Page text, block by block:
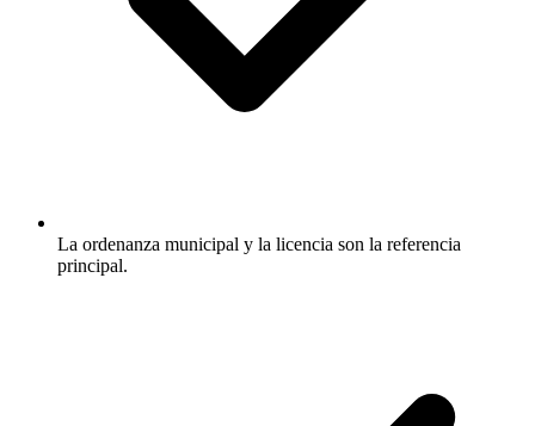
La ordenanza municipal y la licencia son la referencia
principal.